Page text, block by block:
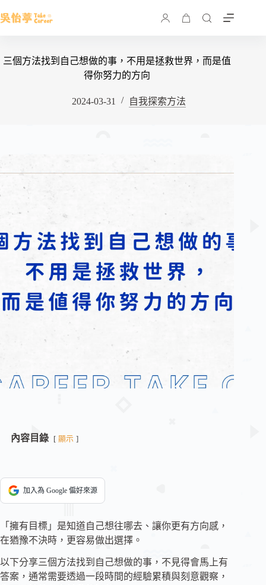
三個方法找到自己想做的事，不用是拯救世界，而是值
得你努力的方向
2024-03-31 自我探索方法
內容目錄 顯示
加入為 Google 偏好來源
「擁有目標」是知道自己想往哪去、讓你更有方向感，
在猶豫不決時，更容易做出選擇。
以下分享三個方法找到自己想做的事，不見得會馬上有
答案，通常需要透過一段時間的經驗累積與刻意觀察，